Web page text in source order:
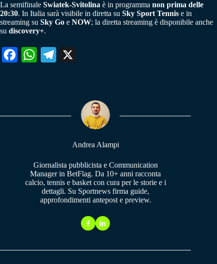
La semifinale Swiatek-Svitolina è in programma non prima delle
20:30. In Italia sarà visibile in diretta su Sky Sport Tennis e in
streaming su Sky Go e NOW; la diretta streaming è disponibile anche
su discovery+.
Fa W
pp
Te
m
Andrea Alampi
Giornalista pubblicista e Communication
Manager in BetFlag. Da 10+ anni racconta
calcio, tennis e basket con cura per le storie e i
dettagli. Su Sportnews firma guide,
approfondimenti antepost e preview.